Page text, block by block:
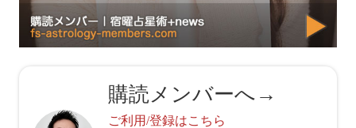
購読メンバーへ→
ご利用/登録はこちら